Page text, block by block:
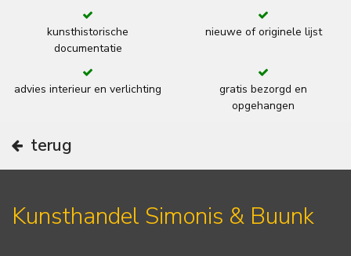
kunsthistorische
documentatie
nieuwe of originele lijst
advies interieur en verlichting
gratis bezorgd en
opgehangen
terug
Kunsthandel Simonis & Buunk